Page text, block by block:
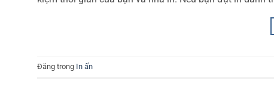
Đăng trong In ấn